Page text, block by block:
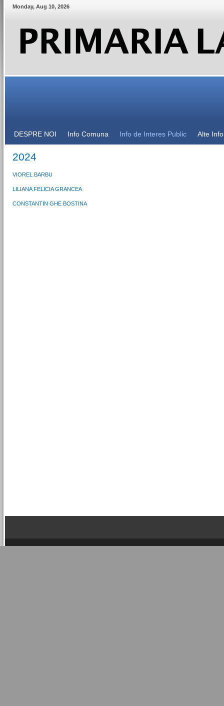
Monday, Aug 10, 2026
DESPRE NOI Info Comuna Info de Interes Public Alte
2024
VIOREL BARBU
LILIANA FELICIA GRANCEA
CONSTANTIN GHE BOSTINA